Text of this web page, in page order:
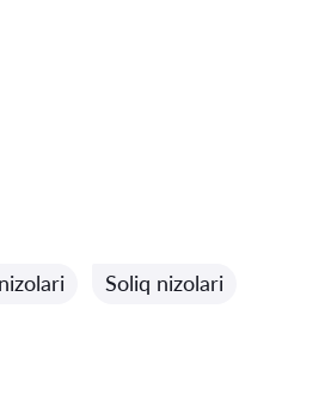
Soliq nizolari